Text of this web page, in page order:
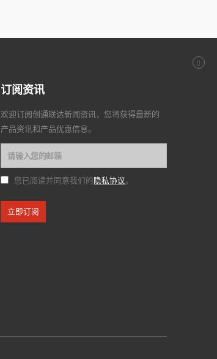
订阅资讯
欢迎订阅创通联达新闻资讯，您将获得最新的
产品资讯和产品优惠信息。
您已阅读并同意我们的隐私协议。